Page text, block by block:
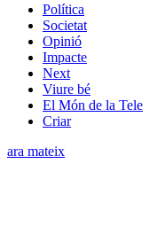
Política
Societat
Opinió
Impacte
Next
Viure bé
El Món de la Tele
Criar
ara mateix